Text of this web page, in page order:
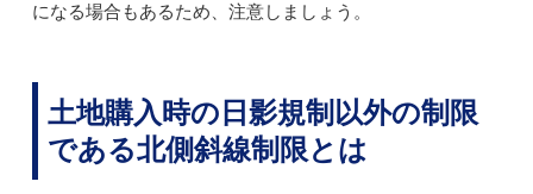
になる場合もあるため、注意しましょう。
土地購入時の日影規制以外の制限
である北側斜線制限とは